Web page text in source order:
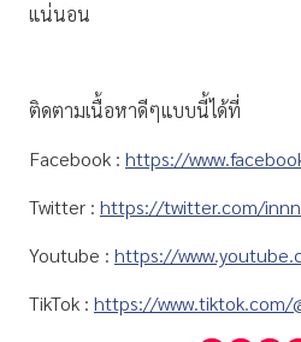
แน่นอน
ติดตามเนื้อหาดีๆแบบนี้ได้ที่
Facebook : https://
Twitter : https://twitter.com/
Youtube : https://
TikTok : https://www.tiktok.com/